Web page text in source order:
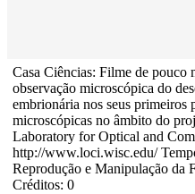
Casa Ciências: Filme de pouco
observação microscópica do
embrionária nos seus primeiros
microscópicas no âmbito do
Laboratory for Optical and
http://www.loci.wisc.edu/
Reprodução e Manipulação da
Créditos: 0